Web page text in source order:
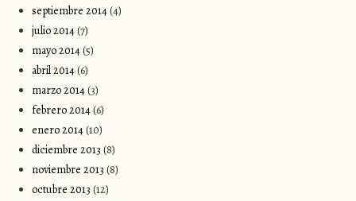
septiembre 2014(4)
julio 2014(7)
mayo 2014(5)
abril 2014(6)
marzo 2014(3)
febrero 2014(6)
enero 2014(10)
diciembre 2013 (8)
noviembre 2013 (8)
octubre 2013 (12)